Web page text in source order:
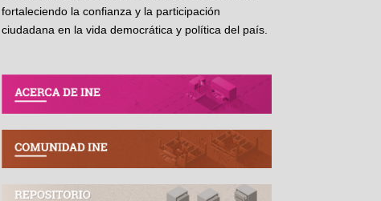
fortaleciendo la confianza y la participación
ciudadana en la vida democrática y política del país.